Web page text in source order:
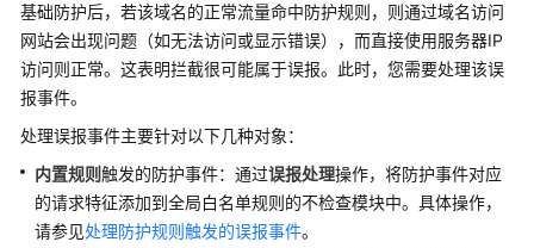
计
费
说
明
速
入
门
基础防护后，若该域名的正常流量命中防护规则，则通过域名访问
网站会出现问题（如无法访问或显示错误），而直接使用服务器IP
访问则正常。这表明拦截很可能属于误报。此时，您需要处理该误
报事件。
处理误报事件主要针对以下几种对象：
内置规则触发的防护事件：通过误报处理操作，将防护事件对应
的请求特征添加到全局白名单规则的不检查模块中。具体操作，
请参见处理防护规则触发的误报事件。